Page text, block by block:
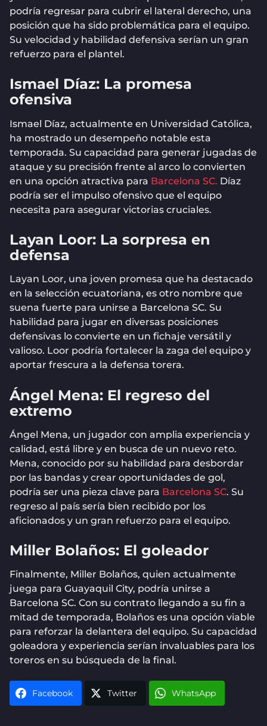
podría regresar para cubrir el lateral derecho, una
posición que ha sido problemática para el equipo.
Su velocidad y habilidad defensiva serían un gran
refuerzo para el plantel.
Ismael Díaz: La promesa
ofensiva
Ismael Díaz, actualmente en Universidad Católica,
ha mostrado un desempeño notable esta
temporada. Su capacidad para generar jugadas de
ataque y su precisión frente al arco lo convierten
en una opción atractiva para Barcelona SC. Díaz
podría ser el impulso ofensivo que el equipo
necesita para asegurar victorias cruciales.
Layan Loor: La sorpresa en
defensa
Layan Loor, una joven promesa que ha destacado
en la selección ecuatoriana, es otro nombre que
suena fuerte para unirse a Barcelona SC. Su
habilidad para jugar en diversas posiciones
defensivas lo convierte en un fichaje versátil y
valioso. Loor podría fortalecer la zaga del equipo y
aportar frescura a la defensa torera.
Ángel Mena: El regreso del
extremo
Ángel Mena, un jugador con amplia experiencia y
calidad, está libre y en busca de un nuevo reto.
Mena, conocido por su habilidad para desbordar
por las bandas y crear oportunidades de gol,
podría ser una pieza clave para Barcelona SC. Su
regreso al país sería bien recibido por los
aficionados y un gran refuerzo para el equipo.
Miller Bolaños: El goleador
Finalmente, Miller Bolaños, quien actualmente
juega para Guayaquil City, podría unirse a
Barcelona SC. Con su contrato llegando a su fin a
mitad de temporada, Bolaños es una opción viable
para reforzar la delantera del equipo. Su capacidad
goleadora y experiencia serían invaluables para los
toreros en su búsqueda de la final.
Facebook Twitter WhatsApp